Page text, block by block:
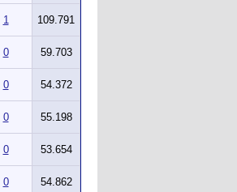
1 109.791
0 59.703
0 54.372
0 55.198
0 53.654
0 54.862